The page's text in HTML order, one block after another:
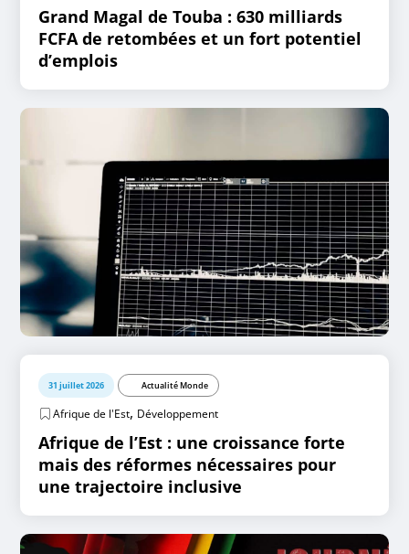
Grand Magal de Touba : 630 milliards
FCFA de retombées et un fort potentiel
d’emplois
31 juillet 2026 Actualité Monde
Afrique de l'Est, Développement
Afrique de l’Est : une croissance forte
mais des réformes nécessaires pour
une trajectoire inclusive